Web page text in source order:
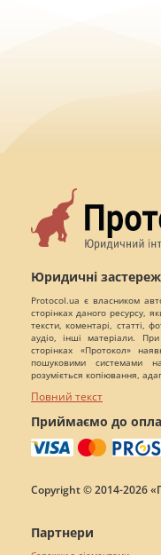
Юридичні
Protocol.ua є власником
сторінках даного ресурсу,
тексти, коментарі, статті,
аудіо, інші матеріали.
сторінках «Протокол»
пошуковими системами
розуміється копіювання,
Повний текст
Приймаємо до
Copyright © 2014-2026
Партнери